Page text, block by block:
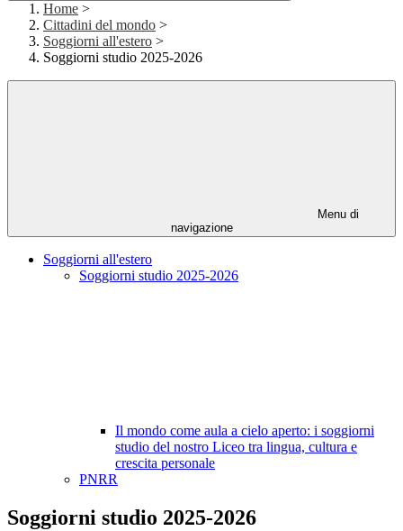
Home >
Cittadini del mondo >
Soggiorni all'estero >
Soggiorni studio 2025-2026
Menu di
navigazione
Soggiorni all'estero
Soggiorni studio 2025-2026
Il mondo come aula a cielo aperto: i soggiorni
studio del nostro Liceo tra lingua, cultura e
crescita personale
PNRR
Soggiorni studio 2025-2026